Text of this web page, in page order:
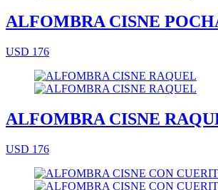
ALFOMBRA CISNE
USD 176
ALFOMBRA CISNE
USD 176